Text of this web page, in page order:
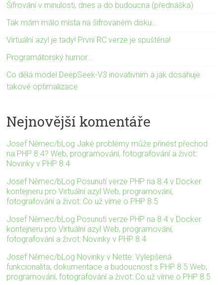
Šifrování v minulosti, dnes a do budoucna (přednáška)
Tak mám málo místa na šifrovaném disku…
Virtuální azyl je tady! První RC verze je spuštěna!
Programátorský humor…
Co dělá model DeepSeek-V3 inovativním a jak dosahuje
takové optimalizace
Nejnovější komentáře
Josef Němec/bLog Jaké problémy může přinést přechod
na PHP 8.4? Web, programování, fotografování a život:
Novinky v PHP 8.4
Josef Němec/bLog Posunutí verze PHP na 8.4 v Docker
kontejneru pro Virtuální azyl Web, programování,
fotografování a život: Co už víme o PHP 8.5
Josef Němec/bLog Posunutí verze PHP na 8.4 v Docker
kontejneru pro Virtuální azyl Web, programování,
fotografování a život: Novinky v PHP 8.4
Josef Němec/bLog Novinky v Nette: Vylepšená
funkcionalita, dokumentace a budoucnost s PHP 8.5 Web,
programování, fotografování a život: Co už víme o PHP 8.5